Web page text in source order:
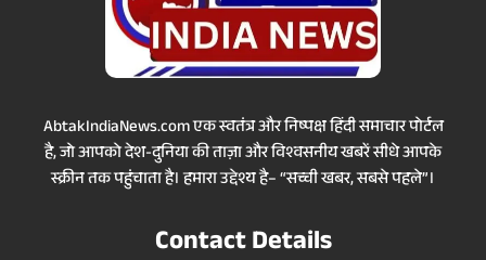
AbtakIndiaNews.com एक स्वतंत्र और निष्पक्ष हिंदी समाचार पोर्टल
है, जो आपको देश-दुनिया की ताज़ा और विश्वसनीय खबरें सीधे आपके
स्क्रीन तक पहुंचाता है। हमारा उद्देश्य है– “सच्ची खबर, सबसे पहले”।
Contact Details